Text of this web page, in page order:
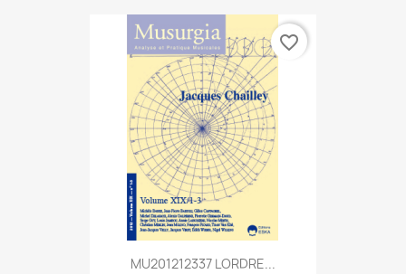
MU201212337 LORDRE...
favorite_border